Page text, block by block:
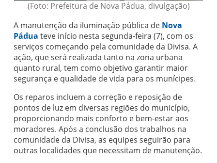
(Foto: Prefeitura de Nova Pádua, divulgação)
A manutenção da iluminação pública de Nova
Pádua teve início nesta segunda-feira (7), com os
serviços começando pela comunidade da Divisa. A
ação, que será realizada tanto na zona urbana
quanto rural, tem como objetivo garantir maior
segurança e qualidade de vida para os munícipes.
Os reparos incluem a correção e reposição de
pontos de luz em diversas regiões do município,
proporcionando mais conforto e bem-estar aos
moradores. Após a conclusão dos trabalhos na
comunidade da Divisa, as equipes seguirão para
outras localidades que necessitam de manutenção.